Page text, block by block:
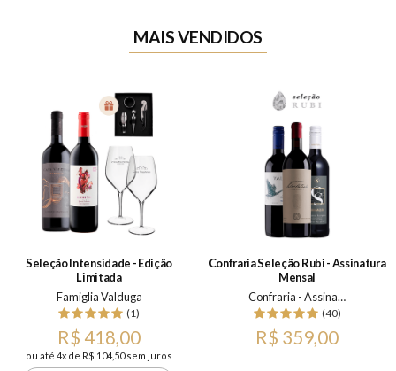
MAIS VENDIDOS
Seleção Intensidade - Edição
Limitada
Famiglia Valduga
(1)
R$ 418,00
ou até 4x de R$ 104,50 sem juros
Confraria Seleção Rubi - Assinatura
Mensal
Confraria - Assinatura Mensal
(40)
R$ 359,00